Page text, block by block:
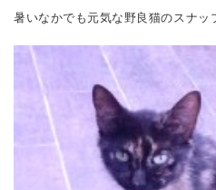
暑いなかでも元気な野良猫のスナッ